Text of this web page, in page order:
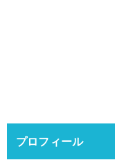
プロフィール